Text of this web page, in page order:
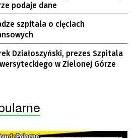
podaje dane
szpitala o cięciach
Działoszyński, prezes Szpitala
w Zielonej Górze